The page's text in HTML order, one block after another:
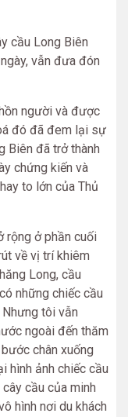
cầu Long Biên
vẫn đưa đón
người và được
đó đã đem lại sự
Biên đã trở thành
chứng kiến và
to lớn của Thủ
rộng ở phần cuối
về vị trí khiêm
Long, cầu
những chiếc cầu
tôi vẫn
ngoài đến thăm
chân xuống
hình ảnh chiếc cầu
cầu của minh
hình nơi du khách